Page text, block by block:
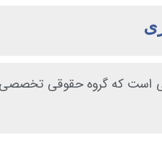
که گروه حقوقی تخصصی